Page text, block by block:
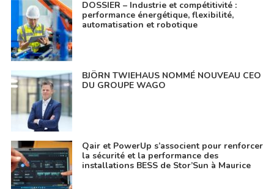
DOSSIER – Industrie et compétitivité :
performance énergétique, flexibilité,
automatisation et robotique
BJÖRN TWIEHAUS NOMMÉ NOUVEAU CEO
DU GROUPE WAGO
Qair et PowerUp s’associent pour renforcer
la sécurité et la performance des
installations BESS de Stor’Sun à Maurice